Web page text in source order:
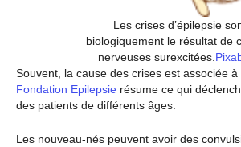
Les crises d’épilepsie
biologiquement le résultat de
nerveuses surexcitées.
Souvent, la cause des crises est associée à
Fondation Epilepsie résume ce qui
des patients de différents âges:
Les nouveau-nés peuvent avoir des